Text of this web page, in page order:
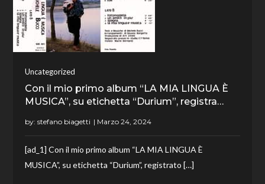
Uncategorized
Con il mio primo album “LA MIA LINGUA È
MUSICA”, su etichetta “Durium”, registra…
by:stefano biagetti
[ad_1] Con il mio primo album “LA MIA LINGUA È
MUSICA”, su etichetta “Durium”, registrato […]